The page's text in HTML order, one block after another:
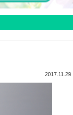
2017.11.29